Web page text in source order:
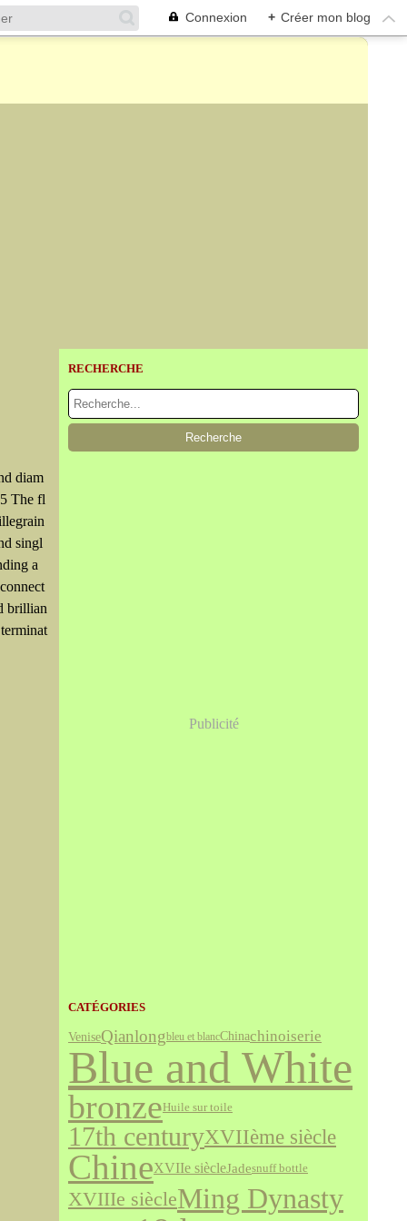
Connexion + Créer mon blog
diam
The fl
singl
a
brillian
RECHERCHE
Publicité
CATÉGORIES
VeniseQianlongbleu et blancChinachinoiserie
Blue and White
bronzeHuile sur toile
17th centuryXVIIème siècle
ChineXVIIe siècleJadesnuff bottle
XVIIIe siècleMing Dynasty